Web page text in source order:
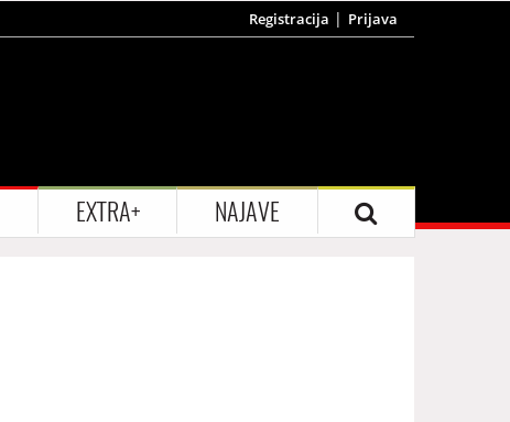
Registracija Prijava
EXTRA+ NAJAVE